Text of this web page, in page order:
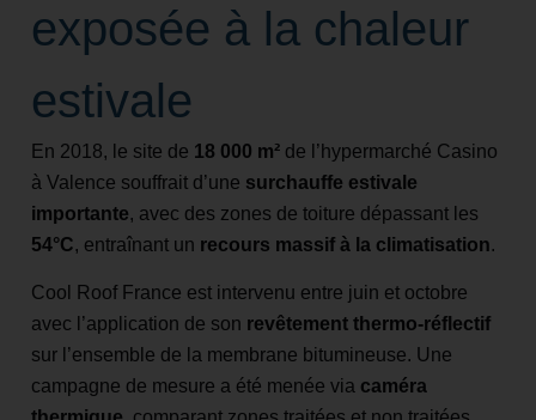
exposée à la chaleur
estivale
En 2018, le site de 18 000 m² de l’hypermarché Casino
à Valence souffrait d’une surchauffe estivale
importante, avec des zones de toiture dépassant les
54°C, entraînant un recours massif à la climatisation.
Cool Roof France est intervenu entre juin et octobre
avec l’application de son revêtement thermo-réflectif
sur l’ensemble de la membrane bitumineuse. Une
campagne de mesure a été menée via caméra